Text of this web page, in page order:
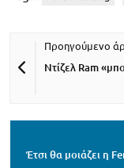
Ντίζελ Ram
Έτσι θα μοιάζει η